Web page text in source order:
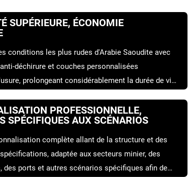
SUPÉRIEURE, ÉCONOMIE
conditions les plus rudes d'Arabie Saoudite avec
déchirure et couches personnalisées
prolongeant considérablement la durée de vie
PROFESSIONNELLE,
SPÉCIFIQUES AUX SCÉNARIOS
complète allant de la structure et des
adaptée aux secteurs minier, des
des ports et autres scénarios spécifiques afin de